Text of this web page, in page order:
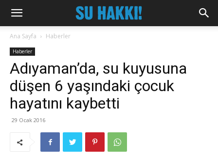
Ana Sayfa Haberler
Haberler
Adıyaman’da, su kuyusuna
düşen 6 yaşındaki çocuk
hayatını kaybetti
29 Ocak 2016